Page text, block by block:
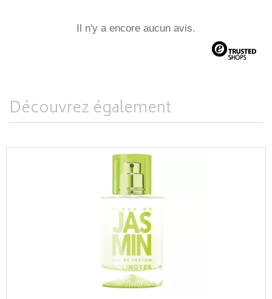
Il n'y a encore aucun avis.
Découvrez également